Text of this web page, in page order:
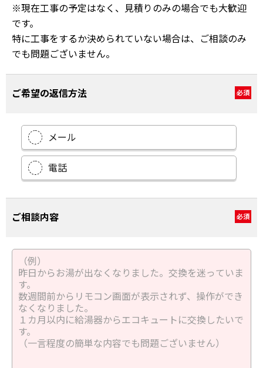
※現在工事の予定はなく、見積りのみの場合でも大歓迎
です。
特に工事をするか決められていない場合は、ご相談のみ
でも問題ございません。
ご希望の返信方法 必須
メール
電話
ご相談内容 必須